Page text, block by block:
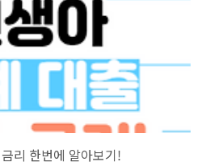
리 한번에 알아보기!